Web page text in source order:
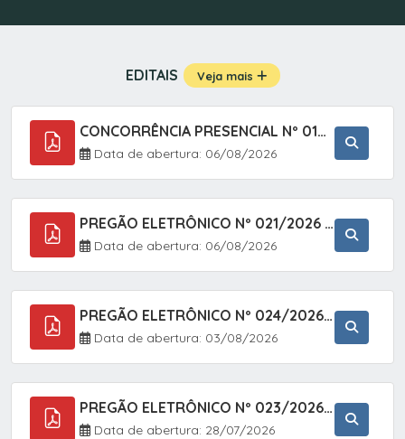
EDITAIS Veja mais
CONCORRÊNCIA PRESENCIAL Nº 019/2025 - PAVIMENTAÇÃO ASFÁLTICA EM TRECHO DA RUA 2 NO BAIRRO VILA SOARES NO MUNICÍPIO DE SETE BARRAS/SP.
Data de abertura: 06/08/2026
PREGÃO ELETRÔNICO Nº 021/2026 - AQUISIÇÃO DE CONTENTORES E CARRINHOS, DESTINADOS A COLETIVA E MANEJO DE RESÍDUOS SÓLIDOS, ATRAVÉS DO SISTEMA DE REGISTRO DE PREÇOS (SRP)
Data de abertura: 06/08/2026
PREGÃO ELETRÔNICO Nº 024/2026 - AQUISIÇÃO DE GÁS MEDICINAL TIPO OXIGÊNIO (1,00 M3, 3,00 M3 E 10,00 M3), EM ATENDIMENTO À SECRETARIA MUNICIPAL DE SAÚDE, ATRAVÉS DO SISTEMA DE REGISTRO DE PREÇOS (SRP)
Data de abertura: 03/08/2026
PREGÃO ELETRÔNICO Nº 023/2026 - AQUISIÇÃO DE ENXOVAL INFANTIL, EM ATENDIMENTO À SECRETARIA MUNICIPAL DE EDUCAÇÃO, ATRAVÉS DO SISTEMA DE REGISTRO DE PREÇOS (SRP).
Data de abertura: 28/07/2026